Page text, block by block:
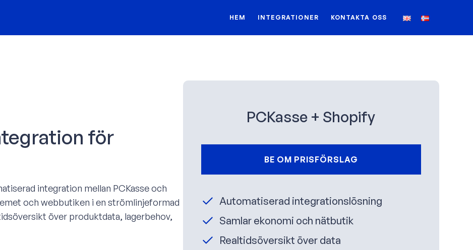
HEM INTEGRATIONER KONTAKTA OSS
för
integration mellan PCKasse och
och webbutiken i en strömlinjeformad
över produktdata, lagerbehov,
PCKasse + Shopify
BE OM PRISFÖRSLAG
Automatiserad integrationslösning
Samlar ekonomi och nätbutik
Realtidsöversikt över data